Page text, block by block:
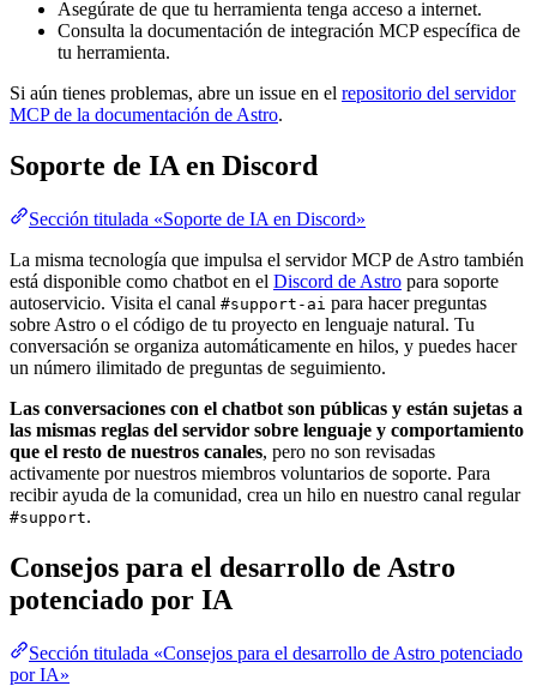
Asegúrate de que tu herramienta tenga acceso a internet.
Consulta la documentación de integración MCP específica de
tu herramienta.
Si aún tienes problemas, abre un issue en el repositorio del servidor
MCP de la documentación de Astro.
Soporte de IA en Discord
Sección titulada «Soporte de IA en Discord»
La misma tecnología que impulsa el servidor MCP de Astro también
está disponible como chatbot en el Discord de Astro para soporte
autoservicio. Visita el canal #support-ai para hacer preguntas
sobre Astro o el código de tu proyecto en lenguaje natural. Tu
conversación se organiza automáticamente en hilos, y puedes hacer
un número ilimitado de preguntas de seguimiento.
Las conversaciones con el chatbot son públicas y están sujetas a
las mismas reglas del servidor sobre lenguaje y comportamiento
que el resto de nuestros canales, pero no son revisadas
activamente por nuestros miembros voluntarios de soporte. Para
recibir ayuda de la comunidad, crea un hilo en nuestro canal regular
#support.
Consejos para el desarrollo de Astro
potenciado por IA
Sección titulada «Consejos para el desarrollo de Astro potenciado
por IA»